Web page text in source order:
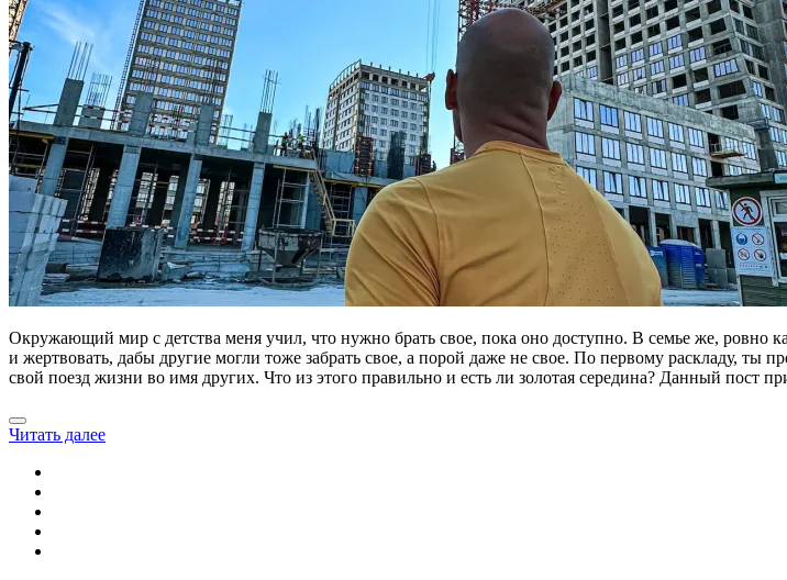
Окружающий мир с детства меня учил, что нужно брать свое, пока оно доступно. В семье же, ровно
и жертвовать, дабы другие могли тоже забрать свое, а порой даже не свое. По первому раскладу,
свой поезд жизни во имя других. Что из этого правильно и есть ли золотая середина? Данный пост
Читать далее